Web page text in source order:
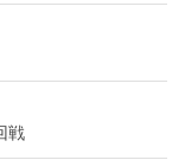
戦